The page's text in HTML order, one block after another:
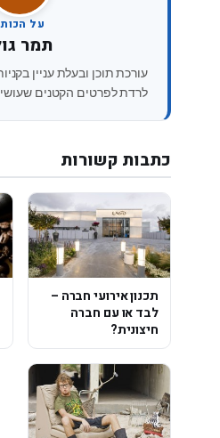
על
תמר
עורכת תוכן ובעלת עניין
לרדת לפרטים הקטנים
כתבות קשורות
תכנון אירועי חברה –
לבד או עם חברה
חיצונית?